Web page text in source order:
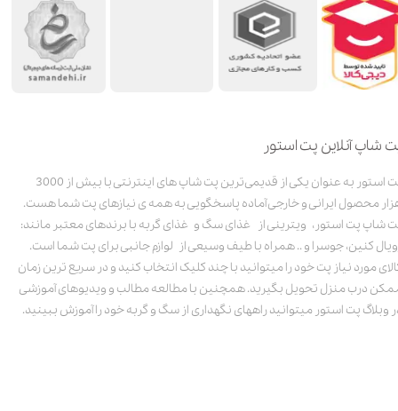
شاپ آنلاین پت استور
پت استور به عنوان یکی از قدیمی‌ترین پت شاپ های اینترنتی با بیش از 3000
محصول ایرانی و خارجی آماده پاسخگویی به همه ی نیازهای پت شما هست.
شاپ پت استور، ویترینی از غذای سگ و غذای گربه با برندهای معتبر مانند:
کنین، جوسرا و .. همراه با طیف وسیعی از لوازم جانبی برای پت شما است.
مورد نیاز پت خود را میتوانید با چند کلیک انتخاب کنید و در سریع ترین زمان
درب منزل تحویل بگیرید. همچنین با مطالعه مطالب و ویدیوهای آموزشی
وبلاگ پت استور میتوانید راههای نگهداری از سگ و گربه خود را آموزش ببینید.